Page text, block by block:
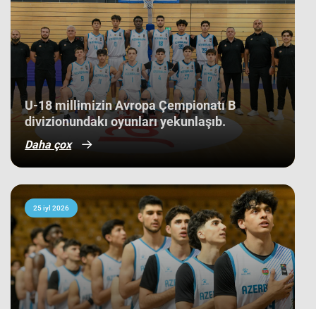
düşüb. İlk baxışda yarışın tam
mərkəzində qərarlaşmaq adi bir
nəticə kimi görünsə də,
komandamızın yer aldığı qrupun
ağırlığı və rəqiblərin səviyyəsi bu
nəticənin adi bir nəticə olmadığını
göstərir. Bunu qrup mərhələsində
qarşılaşdığımız komandaların
çempionatın sonundakı yekun
mövqeləri də aydın sübut edir. Belə ki,
qrupdakı ən güclü rəqibimiz olan
İsveç millisi çempionatın bürünc
5-cisi olub. Şimali Makedoniya
yığması isə ilk onluqda qərarlaşaraq
çempionatı 9-cu sırada bitirib.
Millimiz çempionat boyu göstərdiyi
əzmkar oyun sayəsində ümumi
sıralamada düz 10 ölkəni geridə
qoymağı bacarıb. Basketbolçularımız
turnir cədvəlində Niderland, İsveçrə,
Kipr, Gürcüstan, Danimarka, Estoniya,
Slovakiya, Ermənistan, Albaniya və
Kosovo kimi komandaları üstəliyə
U-18 millimizin Avropa Çempionatı B
divizionundakı oyunları yekunlaşıb.
Daha çox
25 iyl 2026